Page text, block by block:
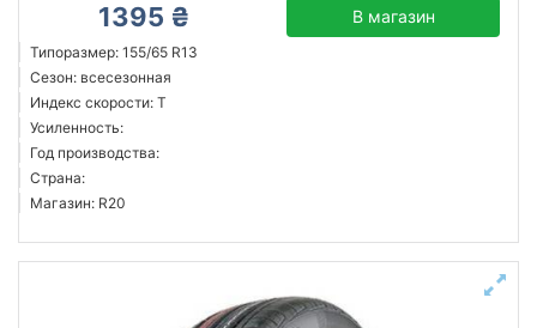
1395 ₴ В магазин
Типоразмер: 155/65 R13
Сезон: всесезонная
Индекс скорости: T
Усиленность:
Год производства:
Страна:
Магазин: R20